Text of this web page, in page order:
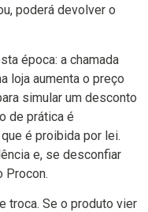
poderá devolver o
época: a chamada
loja aumenta o preço
simular um desconto
de prática é
é proibida por lei.
e, se desconfiar
Procon.
troca. Se o produto vier